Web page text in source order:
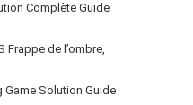
Complète Guide
Frappe de l’ombre,
Game Solution Guide